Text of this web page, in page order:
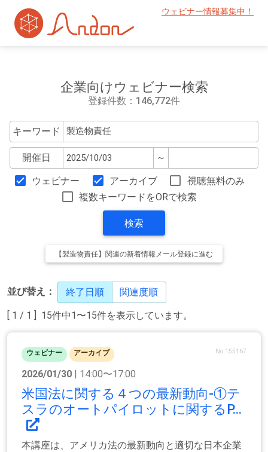
ウェビナー情報募集中！
企業向けウェビナー検索
登録件数：146,772件
キーワード
開催日 ～
ウェビナー アーカイブ
視聴無料のみ
複数キーワードをORで検索
検索
【製造物責任】関連の新着情報メール登録に進む
並び替え： 終了日順 関連度順
[ 1 / 1 ] 15件中1〜15件を表示しています。
ウェビナー アーカイブ No.155167
2026/01/30 | 14:00〜17:00
米国法に関する４つの最新動向-①テ
スラのオートパイロットに関するP...
本講座は、アメリカ法の最新動向と適切な日本企業